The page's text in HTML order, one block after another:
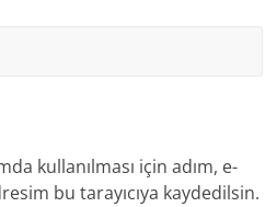
kullanılması için adım, e-
bu tarayıcıya kaydedilsin.